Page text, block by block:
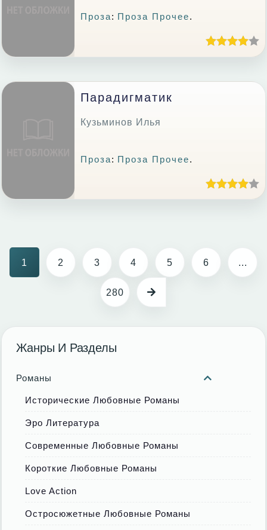
Проза: Проза Прочее.
Парадигматик
Кузьминов Илья
Проза: Проза Прочее.
1 2 3 4 5 6 ...
280
Жанры И Разделы
Романы
Исторические Любовные Романы
Эро Литература
Современные Любовные Романы
Короткие Любовные Романы
Love Action
Остросюжетные Любовные Романы